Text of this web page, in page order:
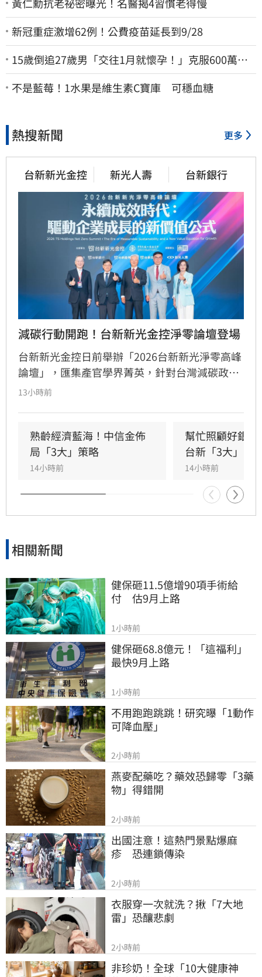
新冠重症激增62例！公費疫苗延長到9/28
15歲倒追27歲男「交往1月就懷孕！」克服600萬債
務 36歲美魔女當阿嬤了
不是藍莓！1水果是維生素C寶庫 可穩血糖
熱搜新聞 更多
台新新光金控 新光人壽 台新銀行
減碳行動開跑！台新新光金控淨零論壇登場
台新新光金控日前舉辦「2026台新新光淨零高峰
論壇」，匯集產官學界菁英，針對台灣減碳政
策、碳定價制度及企業轉型策略進行深度對話。
控總經理林維俊指出，論壇邁入第五年，致力協
助企業將永續轉化為國際競爭力。會中上銀、強
茂、宏碁及金寶等指標企業分享低碳實踐經驗。
台新新光金控憑藉優異的永續績效，不僅連續三
年獲標普全球永續年鑑銀行業全球前1%，更獲
MSCI ESG AAA最高評級，展現其帶領產業接軌
邁向永續發展的強力後盾。
13小時前
熟齡經濟藍海！中信金佈
局「3大」策略
14小時前
幫忙照顧好銀
台新「3大」防
14小時前
相關新聞
健保砸11.5億增90項手術給
付　估9月上路
1小時前
健保砸68.8億元！「這福利」
最快9月上路
1小時前
不用跑跑跳跳！研究曝「1動作
可降血壓」
2小時前
燕麥配藥吃？藥效恐歸零「3藥
物」得錯開
2小時前
出國注意！這熱門景點爆麻
疹　恐連鎖傳染
2小時前
衣服穿一次就洗？揪「7大地
雷」恐釀悲劇
2小時前
非珍奶！全球「10大健康神